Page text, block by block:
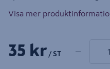
Visa mer
35 kr / ST −